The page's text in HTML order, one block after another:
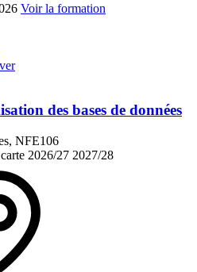
Voir la formation
des bases de données
NFE106
2026/27 2027/28